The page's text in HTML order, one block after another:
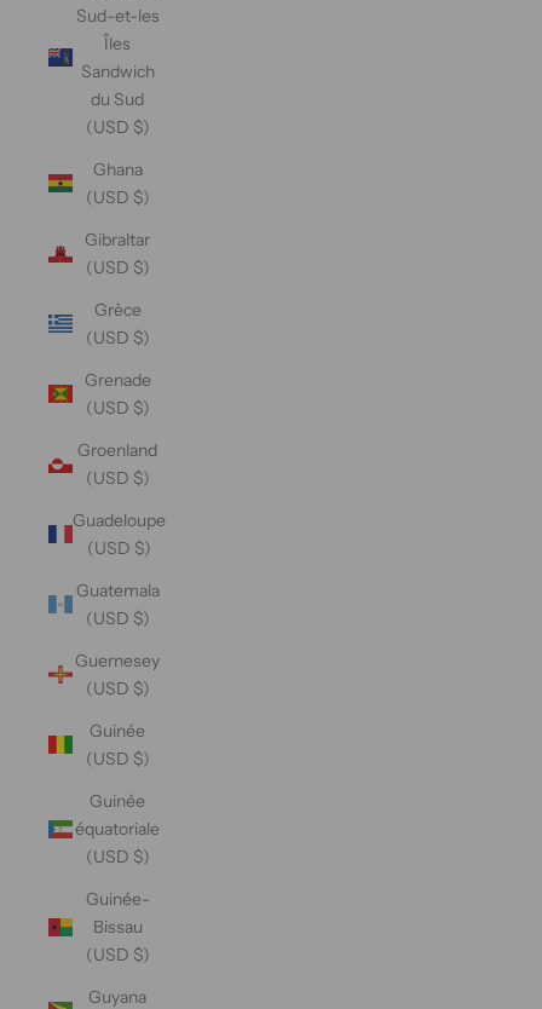
Sud-et-les
Îles
Sandwich
du Sud
(USD $)
Ghana
(USD $)
Gibraltar
(USD $)
Grèce
(USD $)
Grenade
(USD $)
Groenland
(USD $)
Guadeloupe
(USD $)
Guatemala
(USD $)
Guernesey
(USD $)
Guinée
(USD $)
Guinée
équatoriale
(USD $)
Guinée-
Bissau
(USD $)
Guyana